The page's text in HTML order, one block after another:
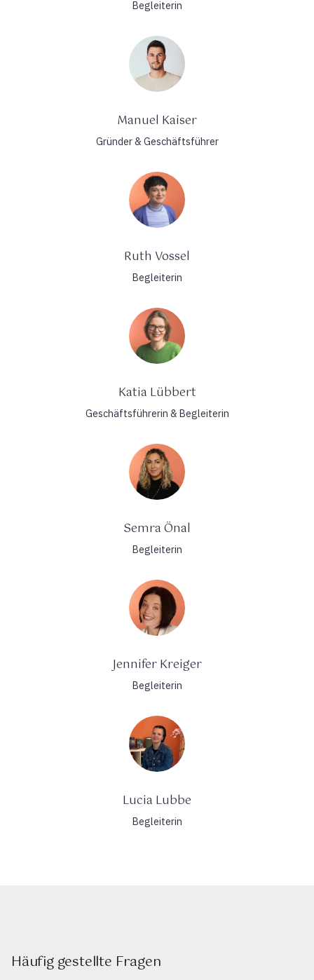
Begleiterin
Manuel Kaiser
Gründer & Geschäftsführer
Ruth Vossel
Begleiterin
Katia Lübbert
Geschäftsführerin & Begleiterin
Semra Önal
Begleiterin
Jennifer Kreiger
Begleiterin
Lucia Lubbe
Begleiterin
Häufig gestellte Fragen